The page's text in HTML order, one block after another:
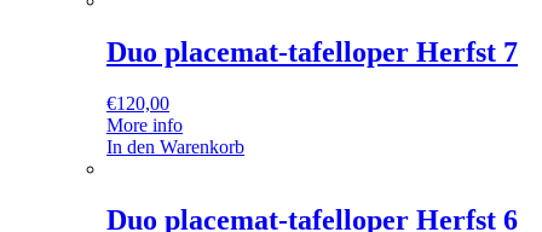
Duo placemat-tafelloper Herfst 7
€120,00
More info
In den Warenkorb
Duo placemat-tafelloper Herfst 6